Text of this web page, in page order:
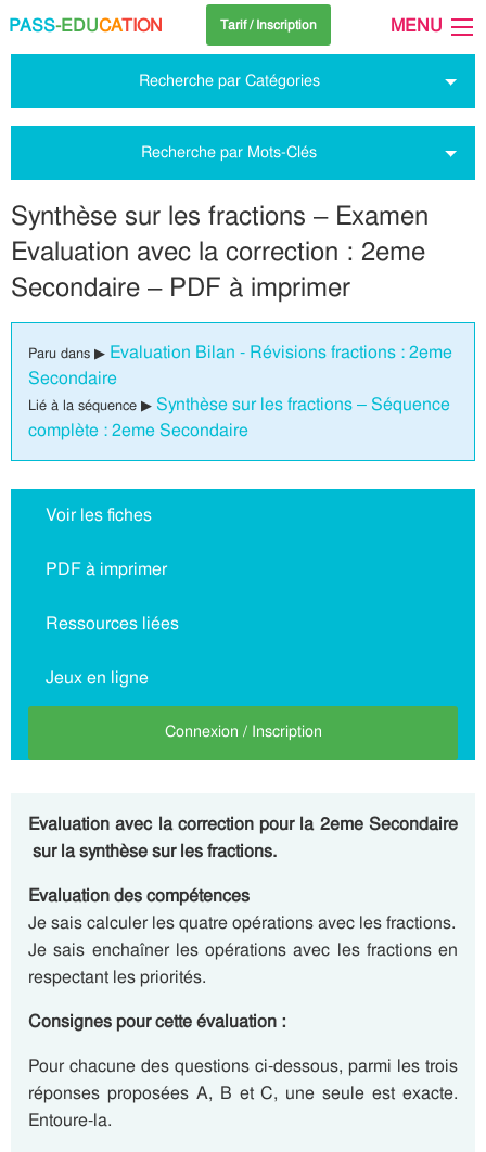
PASS-EDUCATION Tarif / Inscription MENU
Recherche par Catégories
Recherche par Mots-Clés
Synthèse sur les fractions – Examen
Evaluation avec la correction : 2eme
Secondaire – PDF à imprimer
Paru dans ▶ Evaluation Bilan - Révisions fractions : 2eme
Secondaire
Lié à la séquence ▶ Synthèse sur les fractions – Séquence
complète : 2eme Secondaire
Voir les fiches
PDF à imprimer
Ressources liées
Jeux en ligne
Connexion / Inscription
Evaluation avec la correction pour la 2eme Secondaire
sur la synthèse sur les fractions.
Evaluation des compétences
Je sais calculer les quatre opérations avec les fractions.
Je sais enchaîner les opérations avec les fractions en
respectant les priorités.
Consignes pour cette évaluation :
Pour chacune des questions ci-dessous, parmi les trois
réponses proposées A, B et C, une seule est exacte.
Entoure-la.